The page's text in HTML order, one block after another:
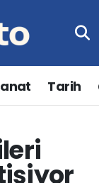
Tarih